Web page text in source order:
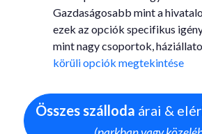
Gazdaságosabb mint a
ezek az opciók specifikus
mint nagy csoportok,
körüli opciók megtekintése
Összes szálloda árai &